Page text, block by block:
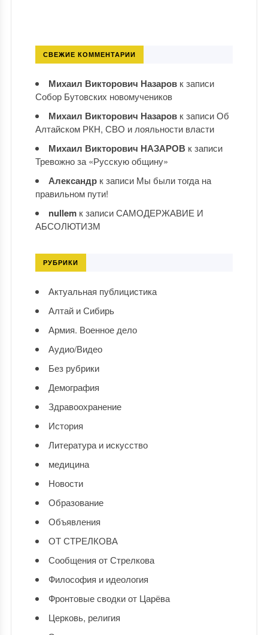
СВЕЖИЕ КОММЕНТАРИИ
Михаил Викторович Назаровк записи
Собор Бутовских новомучеников
Михаил Викторович Назаровк записиОб
Алтайском РКН, СВО и лояльности власти
Михаил Викторович НАЗАРОВ к записи
Тревожно за «Русскую общину»
Александрк записи Мы были тогда на
правильном пути!
nullemк записиСАМОДЕРЖАВИЕ И
АБСОЛЮТИЗМ
РУБРИКИ
Актуальная публицистика
Алтай и Сибирь
Армия. Военное дело
Аудио/Видео
Без рубрики
Демография
Здравоохранение
История
Литература и искусство
медицина
Новости
Образование
Объявления
ОТ СТРЕЛКОВА
Сообщения от Стрелкова
Философия и идеология
Фронтовые сводки от Царёва
Церковь, религия